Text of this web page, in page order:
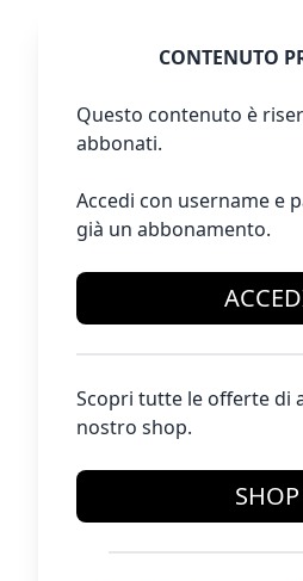
CONTENUTO
Questo contenuto è
abbonati.
Accedi con username e
già un abbonamento.
Scopri tutte le offerte di
nostro shop.
SHOP